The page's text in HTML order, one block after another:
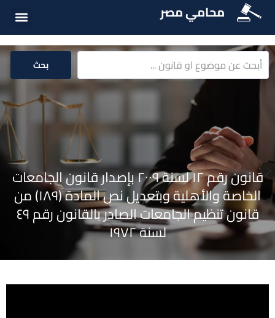
محامي مصر
بحث
قانون رقم ١٢ لسنة ٢٠٠٩ بإصدار قانون الجامعات
الخاصة والأهلية وبتعديل نص المادة (١٨٩) من
قانون تنظيم الجامعات الصادر بالقانون رقم ٤٩
لسنة ١٩٧٢